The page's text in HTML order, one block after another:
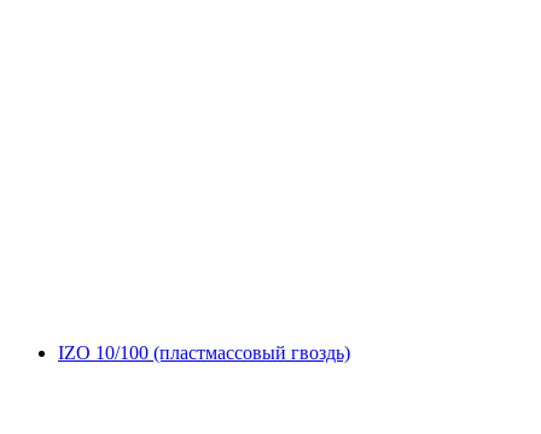
IZO 10/100 (пластмассовый гвоздь)